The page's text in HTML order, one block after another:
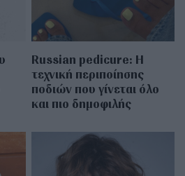
Russian pedicure: Η
τεχνική περιποίησης
ποδιών που γίνεται όλο
και πιο δημοφιλής